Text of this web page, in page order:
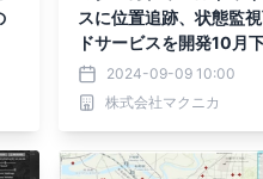
スに位置追跡、状態監
ドサービスを開発10月
始予定2024-09-09 10:00
株式会社マクニカ